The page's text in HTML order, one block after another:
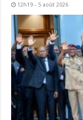
12h19 - 5 août 2026